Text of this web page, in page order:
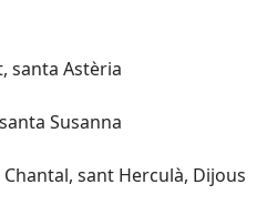
santa Astèria
Susanna
Chantal, sant Herculà, Dijous